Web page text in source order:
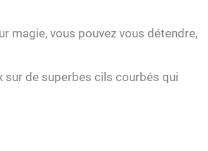
magie, vous pouvez vous détendre,
sur de superbes cils courbés qui